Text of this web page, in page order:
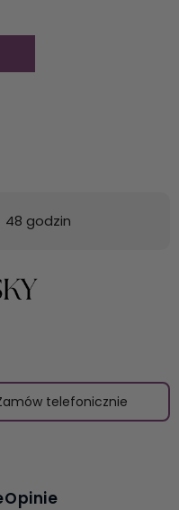
od 9,49 zł
telefonicznie
Opinie